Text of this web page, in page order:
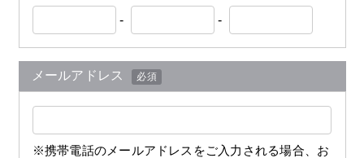
- -
メールアドレス 必須
※携帯電話のメールアドレスをご入力される場合、お